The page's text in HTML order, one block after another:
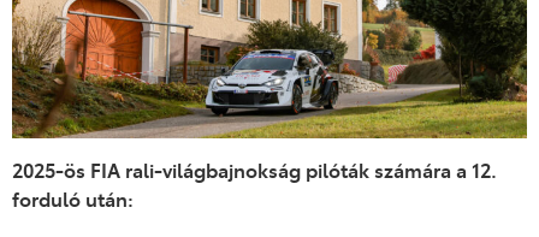
2025-ös FIA rali-világbajnokság pilóták számára a 12.
forduló után: